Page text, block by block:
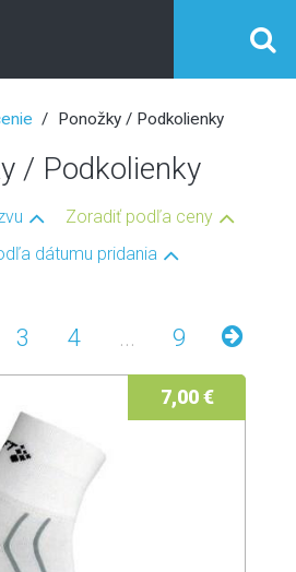
Ponožky / Podkolienky
/ Podkolienky
Zoradiť podľa ceny
dátumu pridania
3 4 ... 9
7,00 €